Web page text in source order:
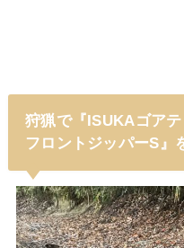
狩猟で『ISUKAゴア
フロントジッパーS』